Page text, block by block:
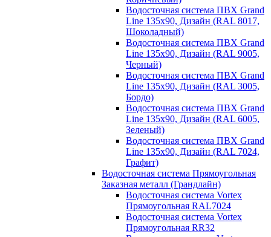
Водосточная система ПВХ Grand
Line 135х90, Дизайн (RAL 8017,
Шоколадный)
Водосточная система ПВХ Grand
Line 135х90, Дизайн (RAL 9005,
Черный)
Водосточная система ПВХ Grand
Line 135х90, Дизайн (RAL 3005,
Бордо)
Водосточная система ПВХ Grand
Line 135х90, Дизайн (RAL 6005,
Зеленый)
Водосточная система ПВХ Grand
Line 135х90, Дизайн (RAL 7024,
Графит)
Водосточная система Прямоугольная
Заказная металл (Грандлайн)
Водосточная система Vortex
Прямоугольная RAL7024
Водосточная система Vortex
Прямоугольная RR32